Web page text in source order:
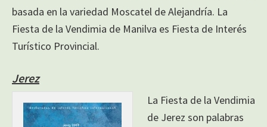
basada en la variedad Moscatel de Alejandría. La
Fiesta de la Vendimia de Manilva es Fiesta de Interés
Turístico Provincial.
Jerez
La Fiesta de la Vendimia
de Jerez son palabras